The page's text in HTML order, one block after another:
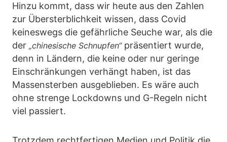
Hinzu kommt, dass wir heute aus den Zahlen
zur Übersterblichkeit wissen, dass Covid
keineswegs die gefährliche Seuche war, als die
der „chinesische Schnupfen“präsentiert wurde,
denn in Ländern, die keine oder nur geringe
Einschränkungen verhängt haben, ist das
Massensterben ausgeblieben. Es wäre auch
ohne strenge Lockdowns und G-Regeln nicht
viel passiert.